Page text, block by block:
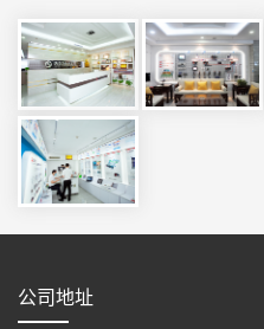
公司地址